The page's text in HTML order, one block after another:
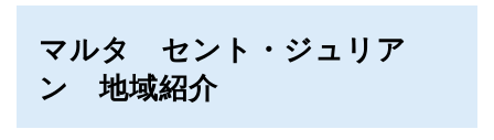
マルタ セント・ジュリア
ン 地域紹介